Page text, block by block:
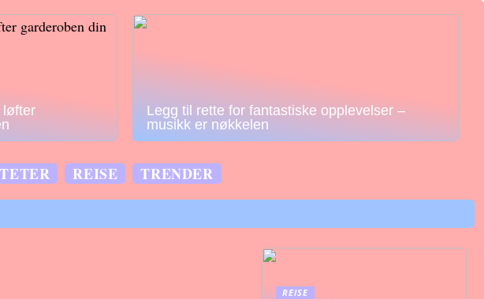
løfter
Legg til rette for fantastiske opplevelser –
musikk er nøkkelen
REISE TRENDER
REISE